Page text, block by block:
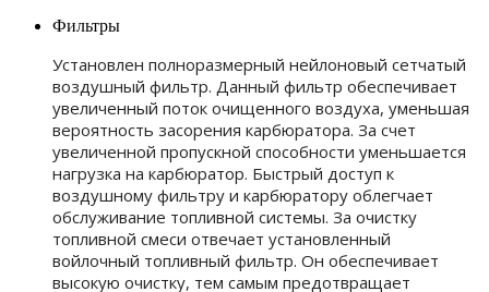
Фильтры
Установлен полноразмерный нейлоновый сетчатый
воздушный фильтр. Данный фильтр обеспечивает
увеличенный поток очищенного воздуха, уменьшая
вероятность засорения карбюратора. За счет
увеличенной пропускной способности уменьшается
нагрузка на карбюратор. Быстрый доступ к
воздушному фильтру и карбюратору облегчает
обслуживание топливной системы. За очистку
топливной смеси отвечает установленный
войлочный топливный фильтр. Он обеспечивает
высокую очистку, тем самым предотвращает